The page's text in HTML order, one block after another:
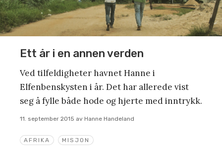
AFRIKA MISJON
Ett år i en annen verden
Ved tilfeldigheter havnet Hanne i
Elfenbenskysten i år. Det har allerede vist
seg å fylle både hode og hjerte med inntrykk.
11. september 2015 av Hanne Handeland